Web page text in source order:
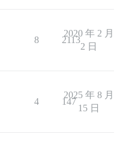
8 2113
2020 年 2 月
2 日
4 147
2025 年 8 月
15 日